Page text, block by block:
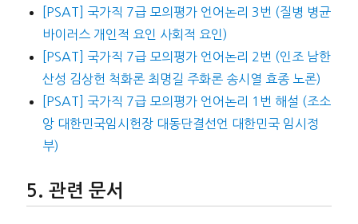
[PSAT] 국가직 7급 모의평가 언어논리 3번 (질병 병균
바이러스 개인적 요인 사회적 요인)
[PSAT] 국가직 7급 모의평가 언어논리 2번 (인조 남한
산성 김상헌 척화론 최명길 주화론 송시열 효종 노론)
[PSAT] 국가직 7급 모의평가 언어논리 1번 해설 (조소
앙 대한민국임시헌장 대동단결선언 대한민국 임시정
부)
관련 문서